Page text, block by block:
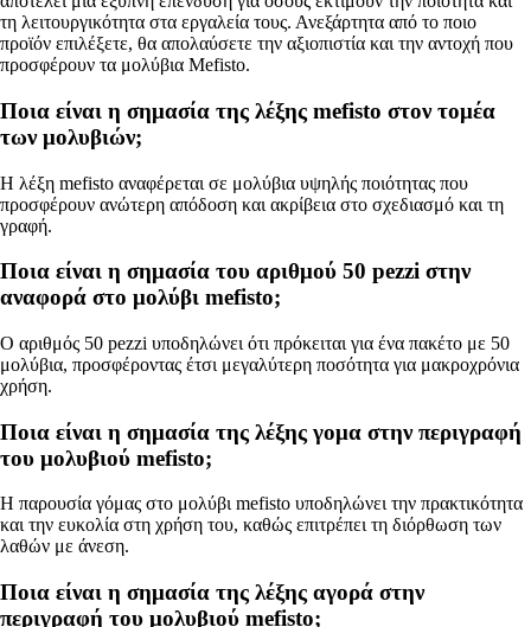
τη λειτουργικότητα στα εργαλεία τους. Ανεξάρτητα από το ποιο
προϊόν επιλέξετε, θα απολαύσετε την αξιοπιστία και την αντοχή που
προσφέρουν τα μολύβια Mefisto.
Ποια είναι η σημασία της λέξης mefisto στον τομέα
των μολυβιών;
Η λέξη mefisto αναφέρεται σε μολύβια υψηλής ποιότητας που
προσφέρουν ανώτερη απόδοση και ακρίβεια στο σχεδιασμό και τη
γραφή.
Ποια είναι η σημασία του αριθμού 50 pezzi στην
αναφορά στο μολύβι mefisto;
Ο αριθμός 50 pezzi υποδηλώνει ότι πρόκειται για ένα πακέτο με 50
μολύβια, προσφέροντας έτσι μεγαλύτερη ποσότητα για μακροχρόνια
χρήση.
Ποια είναι η σημασία της λέξης γομα στην περιγραφή
του μολυβιού mefisto;
Η παρουσία γόμας στο μολύβι mefisto υποδηλώνει την πρακτικότητα
και την ευκολία στη χρήση του, καθώς επιτρέπει τη διόρθωση των
λαθών με άνεση.
Ποια είναι η σημασία της λέξης αγορά στην
περιγραφή του μολυβιού mefisto;